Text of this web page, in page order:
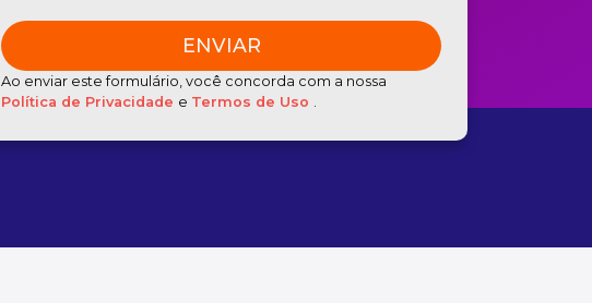
Ao enviar este formulário, você concorda com a nossa
Política de Privacidade e Termos de Uso